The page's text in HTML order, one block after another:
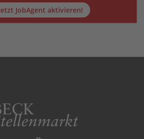
JobAgent aktivieren!